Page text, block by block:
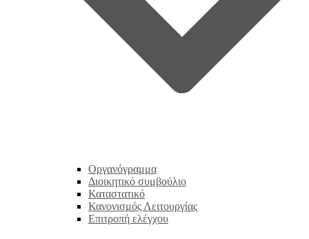
Οργανόγραμμα
Διοικητικό συμβούλιο
Καταστατικό
Κανονισμός Λειτουργίας
Επιτροπή ελέγχου